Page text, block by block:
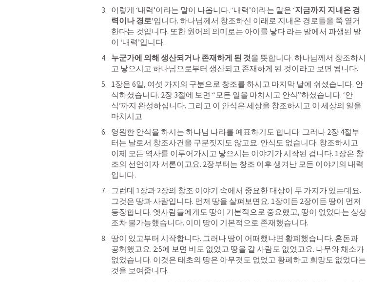
이렇게 ‘내력’이라는 말이 나옵니다. ‘내력’이라는 말은 ‘지금까지 지내온 경
력이나 경로’입니다. 하나님께서 창조하신 이래로 지내온 경로들을 쭉 열거
한다는 것입니다. 또한 원어의 의미로는 아이를 낳다 라는 말에서 파생된 말
이 ‘내력’입니다.
누군가에 의해 생산되거나 존재하게 된 것을 뜻합니다. 하나님께서 창조하시
고 낳으시고 하나님으로부터 생산되고 존재하게 된 것이라고 보면 됩니다.
1장은 6일, 여섯 가지의 구분으로 창조를 하시고 마지막 날에 쉬셨습니다. 안
식하셨습니다. 2장 3절에 보면 “모든 일을 마치시고 안식”하셨습니다. ‘안
식’까지 완성하십니다. 그리고 이 안식은 세상을 창조하시고 이 세상의 일을
마치시고
영원한 안식을 하시는 하나님 나라를 예표하기도 합니다. 그러나 2장 4절부
터는 날로서 창조사건을 구분짓지도 않고요. 안식도 없습니다. 창조하시고
이제 모든 역사를 이루어가시고 낳으시는 이야기가 시작된 겁니다. 1장은 창
조의 선언이자 서론이고요. 2장부터는 창조 이후 생겨난 모든 이야기의 내력
입니다.
그런데 1장과 2장의 창조 이야기 속에서 중요한 대상이 두 가지가 있는데요.
그것은 땅과 사람입니다. 먼저 땅을 살펴보면요. 1장이든 2장이든 땅이 먼저
등장합니다. 옛사람들에게도 땅이 기본적으로 중요했고, 땅이 없었다는 상상
조차 불가능했습니다. 이미 땅이 기본적으로 존재했습니다.
땅이 있고부터 시작합니다. 그러나 땅이 어떠했냐면 황폐했습니다. 혼돈과
공허했고요. 2:5에 보면 비도 없었고 땅을 갈 사람도 없었고요. 나무와 채소가
없었습니다. 이것은 태초의 땅은 아무것도 없었고 황폐하고 희망도 없었다는
것을 보여줍니다.